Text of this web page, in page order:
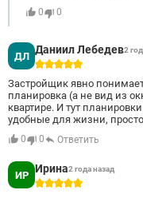
0 0
ДЛ
Даниил Лебедев2
5
Застройщик явно
планировка (а не вид из
квартире. И тут
удобные для жизни,
0 0 Ответить
ИР
Ирина2 года назад
5